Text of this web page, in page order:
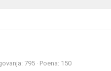
795 Poena 150